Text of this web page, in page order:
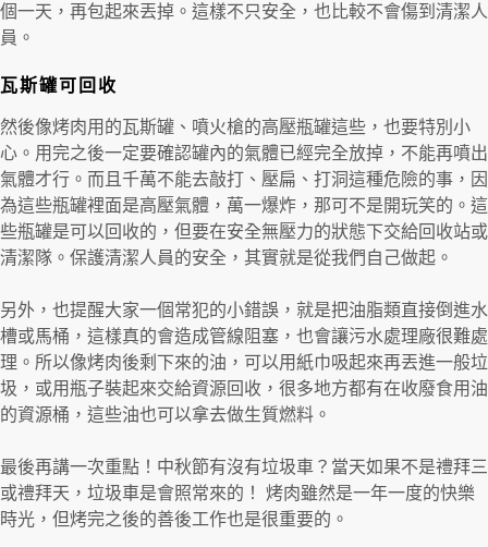
個一天，再包起來丟掉。這樣不只安全，也比較不會傷到清潔人
員。
瓦斯罐可回收
然後像烤肉用的瓦斯罐、噴火槍的高壓瓶罐這些，也要特別小
心。用完之後一定要確認罐內的氣體已經完全放掉，不能再噴出
氣體才行。而且千萬不能去敲打、壓扁、打洞這種危險的事，因
為這些瓶罐裡面是高壓氣體，萬一爆炸，那可不是開玩笑的。這
些瓶罐是可以回收的，但要在安全無壓力的狀態下交給回收站或
清潔隊。保護清潔人員的安全，其實就是從我們自己做起。
另外，也提醒大家一個常犯的小錯誤，就是把油脂類直接倒進水
槽或馬桶，這樣真的會造成管線阻塞，也會讓污水處理廠很難處
理。所以像烤肉後剩下來的油，可以用紙巾吸起來再丟進一般垃
圾，或用瓶子裝起來交給資源回收，很多地方都有在收廢食用油
的資源桶，這些油也可以拿去做生質燃料。
最後再講一次重點！中秋節有沒有垃圾車？當天如果不是禮拜三
或禮拜天，垃圾車是會照常來的！ 烤肉雖然是一年一度的快樂
時光，但烤完之後的善後工作也是很重要的。